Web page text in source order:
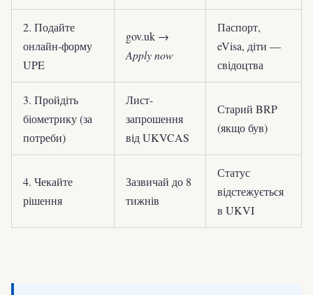
2. Подайте
онлайн-форму
UPE
gov.uk →
Apply now
Паспорт,
eVisa, діти —
свідоцтва
3. Пройдіть
біометрику (за
потреби)
Лист-
запрошення
від UKVCAS
Старий BRP
(якщо був)
4. Чекайте
рішення
Зазвичай до 8
тижнів
Статус
відстежується
в UKVI